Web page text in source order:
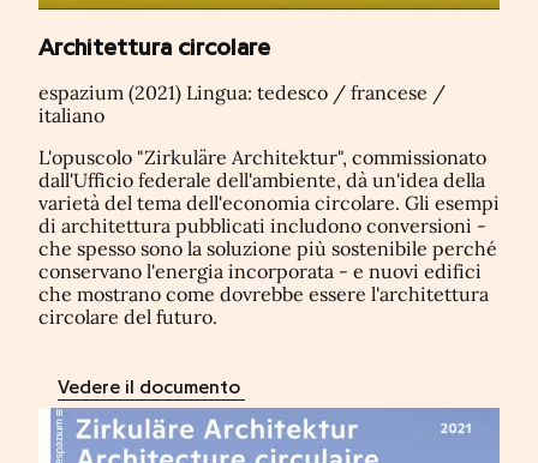
Architettura circolare
espazium (2021) Lingua: tedesco / francese /
italiano
L'opuscolo "Zirkuläre Architektur", commissionato
dall'Ufficio federale dell'ambiente, dà un'idea della
varietà del tema dell'economia circolare. Gli esempi
di architettura pubblicati includono conversioni -
che spesso sono la soluzione più sostenibile perché
conservano l'energia incorporata - e nuovi edifici
che mostrano come dovrebbe essere l'architettura
circolare del futuro.
Vedere il documento